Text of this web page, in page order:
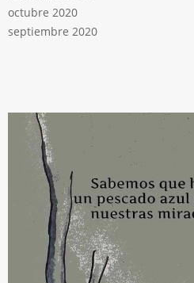
octubre 2020
septiembre 2020